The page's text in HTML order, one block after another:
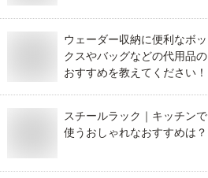
ウェーダー収納に便利なボッ
クスやバッグなどの代用品の
おすすめを教えてください！
スチールラック｜キッチンで
使うおしゃれなおすすめは？